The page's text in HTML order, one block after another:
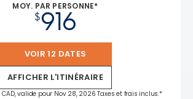
MOY. PAR PERSONNE*
$916
VOIR 12 DATES
AFFICHER L'ITINÉRAIRE
valide pour Nov 28, 2026 Taxes et frais inclus.*